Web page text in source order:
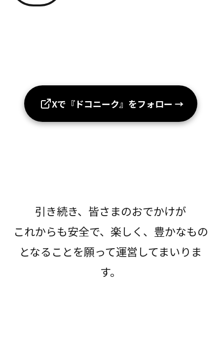
Xで『ドコニーク』をフォロー →
引き続き、皆さまのおでかけが
これからも安全で、楽しく、豊かなもの
となることを願って運営してまいりま
す。